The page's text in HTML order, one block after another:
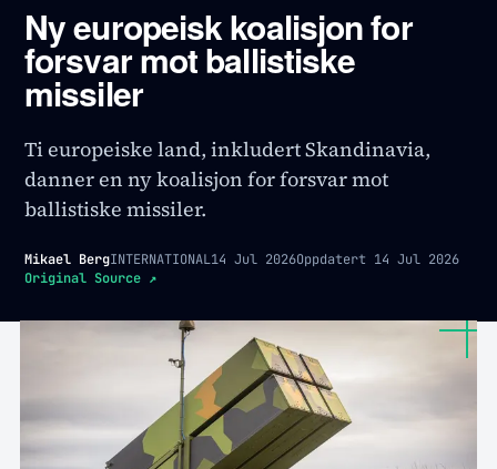
Ny europeisk koalisjon for
forsvar mot ballistiske
missiler
Ti europeiske land, inkludert Skandinavia,
danner en ny koalisjon for forsvar mot
ballistiske missiler.
Mikael BergINTERNATIONAL14 Jul 2026Oppdatert 14 Jul 2026
Original Source ↗